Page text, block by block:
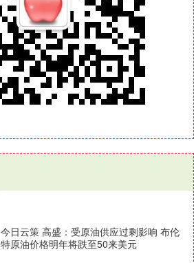
今日云策 高盛：受原油供应过剩影响 布伦
特原油价格明年将跌至50来美元